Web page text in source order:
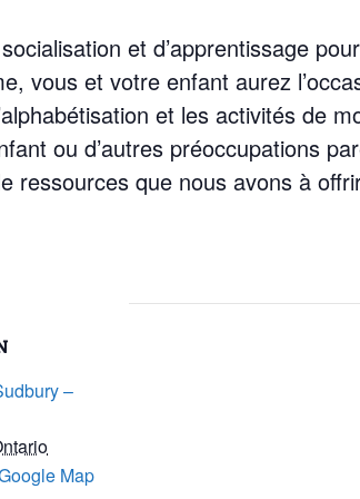
et d’apprentissage
vous et votre enfant aurez
et les activités de
ou d’autres préoccupations
ressources que nous avons à
–
Map